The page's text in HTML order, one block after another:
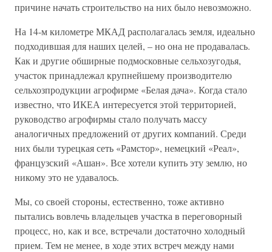
причине начать строительство на них было невозможно.
На 14-м километре МКАД располагалась земля, идеально
подходившая для наших целей, – но она не продавалась.
Как и другие обширные подмосковные сельхозугодья,
участок принадлежал крупнейшему производителю
сельхозпродукции агрофирме «Белая дача». Когда стало
известно, что ИКЕА интересуется этой территорией,
руководство агрофирмы стало получать массу
аналогичных предложений от других компаний. Среди
них были турецкая сеть «Рамстор», немецкий «Реал»,
французский «Ашан». Все хотели купить эту землю, но
никому это не удавалось.
Мы, со своей стороны, естественно, тоже активно
пытались вовлечь владельцев участка в переговорный
процесс, но, как и все, встречали достаточно холодный
прием. Тем не менее, в ходе этих встреч между нами